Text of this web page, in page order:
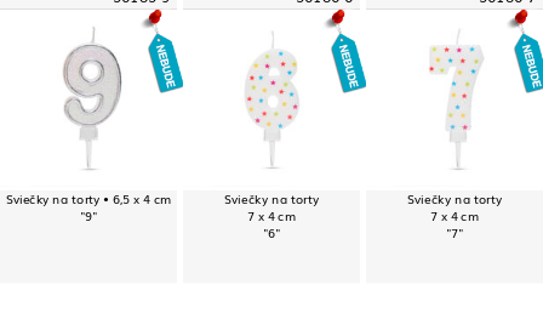
Sviečky na torty • 6,5 x 4 cm
"9"
Sviečky na torty
7 x 4 cm
"6"
Sviečky na torty
7 x 4 cm
"7"